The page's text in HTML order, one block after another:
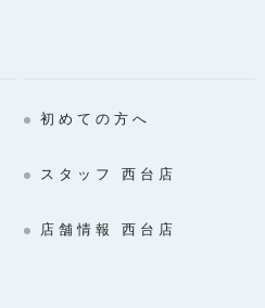
初めての方へ
スタッフ 西台店
店舗情報 西台店